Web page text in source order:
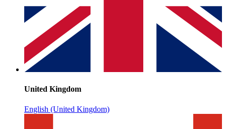
United Kingdom
English (United Kingdom)